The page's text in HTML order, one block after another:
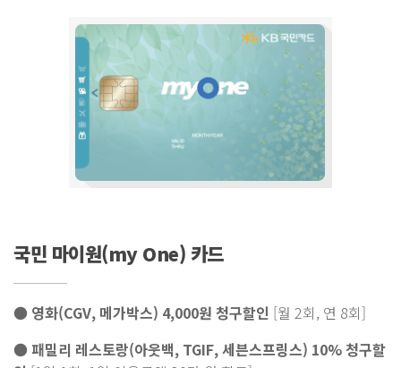
국민 마이원(my One) 카드
● 영화(CGV, 메가박스) 4,000원 청구할인 [월 2회, 연 8회]
● 패밀리 레스토랑(아웃백, TGIF, 세븐스프링스) 10% 청구할